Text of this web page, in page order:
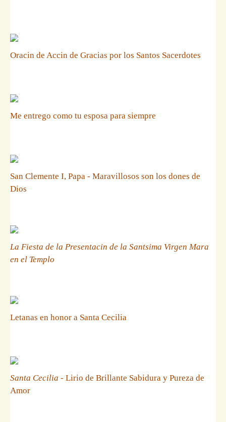
Oracin de Accin de Gracias por los Santos Sacerdotes
Me entrego como tu esposa para siempre
San Clemente I, Papa - Maravillosos son los dones de
Dios
La Fiesta de la Presentacin de la Santsima Virgen Mara
en el Templo
Letanas en honor a Santa Cecilia
Santa Cecilia - Lirio de Brillante Sabidura y Pureza de
Amor